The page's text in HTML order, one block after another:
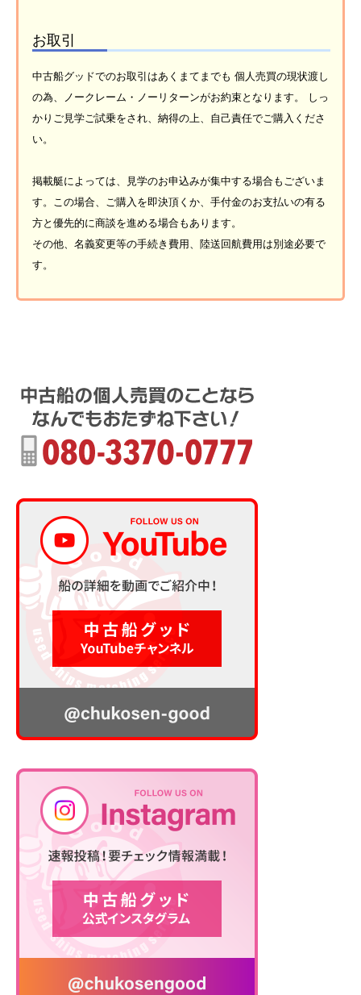
お取引
中古船グッドでのお取引はあくまてまでも 個人売買の現状渡し
の為、ノークレーム・ノーリターンがお約束となります。 しっ
かりご見学ご試乗をされ、納得の上、自己責任でご購入くださ
い。
掲載艇によっては、見学のお申込みが集中する場合もございま
す。この場合、ご購入を即決頂くか、手付金のお支払いの有る
方と優先的に商談を進める場合もあります。
その他、名義変更等の手続き費用、陸送回航費用は別途必要で
す。